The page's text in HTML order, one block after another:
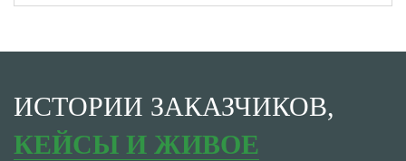
ИСТОРИИ ЗАКАЗЧИКОВ,
КЕЙСЫ И ЖИВОЕ